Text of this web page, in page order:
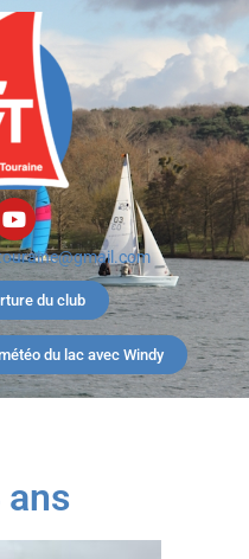
du club
du lac avec Windy
ans